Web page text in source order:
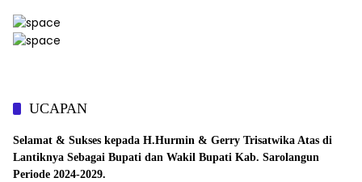
UCAPAN
Selamat & Sukses kepada H.Hurmin & Gerry Trisatwika Atas di
Lantiknya Sebagai Bupati dan Wakil Bupati Kab. Sarolangun
Periode 2024-2029.